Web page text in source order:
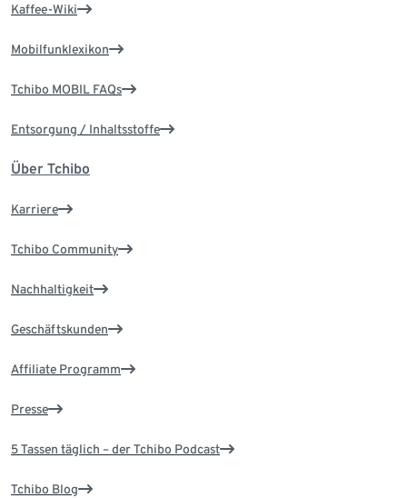
Kaffee-Wiki
Mobilfunklexikon
Tchibo MOBIL FAQs
Entsorgung / Inhaltsstoffe
Über Tchibo
Karriere
Tchibo Community
Nachhaltigkeit
Geschäftskunden
Affiliate Programm
Presse
5 Tassen täglich – der Tchibo Podcast
Tchibo Blog